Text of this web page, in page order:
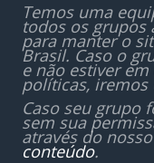
Temos uma
todos os grupos
para manter o
Brasil. Caso o
e não estiver
políticas, iremos
Caso seu grupo
sem sua
através do
conteúdo.